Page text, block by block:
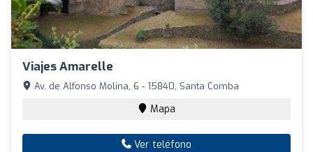
Viajes Amarelle
Av. de Alfonso Molina, 6 - 15840, Santa Comba
Mapa
Ver teléfono